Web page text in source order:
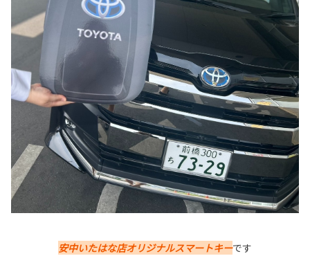
安中いたはな店オリジナルスマートキーです